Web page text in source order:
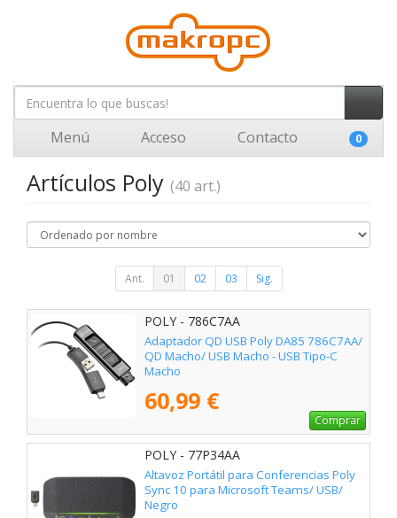
Menú Acceso Contacto 0
Artículos Poly (40 art.)
Ant. 01 02 03 Sig.
POLY - 786C7AA
Adaptador QD USB Poly DA85 786C7AA/
QD Macho/ USB Macho - USB Tipo-C
Macho
60,99 €
Comprar
POLY - 77P34AA
Altavoz Portátil para Conferencias Poly
Sync 10 para Microsoft Teams/ USB/
Negro